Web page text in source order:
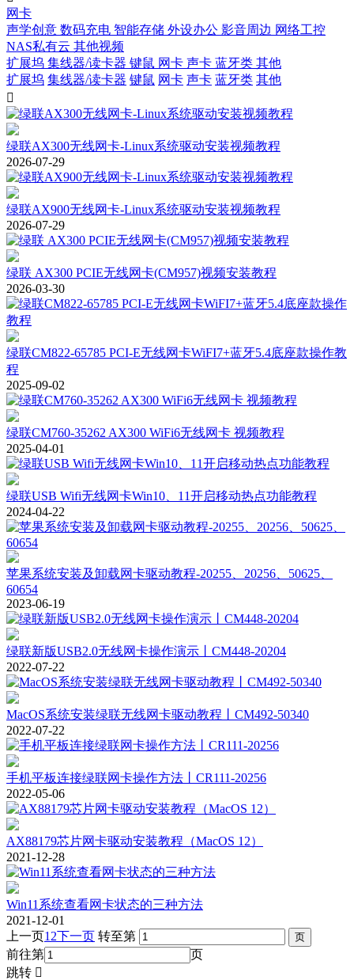
网卡
声学创意 数码充电 智能存储 外设办公 影音周边 网络工控
NAS私有云 其他视频
扩展坞 集线器/读卡器 键鼠 网卡 声卡 蓝牙类 其他
扩展坞 集线器/读卡器 键鼠 网卡 声卡 蓝牙类 其他

绿联AX300无线网卡-Linux系统驱动安装视频教程
2026-07-29
绿联AX900无线网卡-Linux系统驱动安装视频教程
2026-07-29
绿联 AX300 PCIE无线网卡(CM957)视频安装教程
2026-03-30
绿联CM822-65785 PCI-E无线网卡WiFI7+蓝牙5.4底座款操作教
程
2025-09-02
绿联CM760-35262 AX300 WiFi6无线网卡 视频教程
2025-04-01
绿联USB Wifi无线网卡Win10、11开启移动热点功能教程
2024-04-22
苹果系统安装及卸载网卡驱动教程-20255、20256、50625、
60654
2023-06-19
绿联新版USB2.0无线网卡操作演示丨CM448-20204
2022-07-22
MacOS系统安装绿联无线网卡驱动教程丨CM492-50340
2022-07-22
手机平板连接绿联网卡操作方法丨CR111-20256
2022-05-06
AX88179芯片网卡驱动安装教程（MacOS 12）
2021-12-28
Win11系统查看网卡状态的三种方法
2021-12-01
上一页1 2下一页 转至第
前往第
页
跳转 